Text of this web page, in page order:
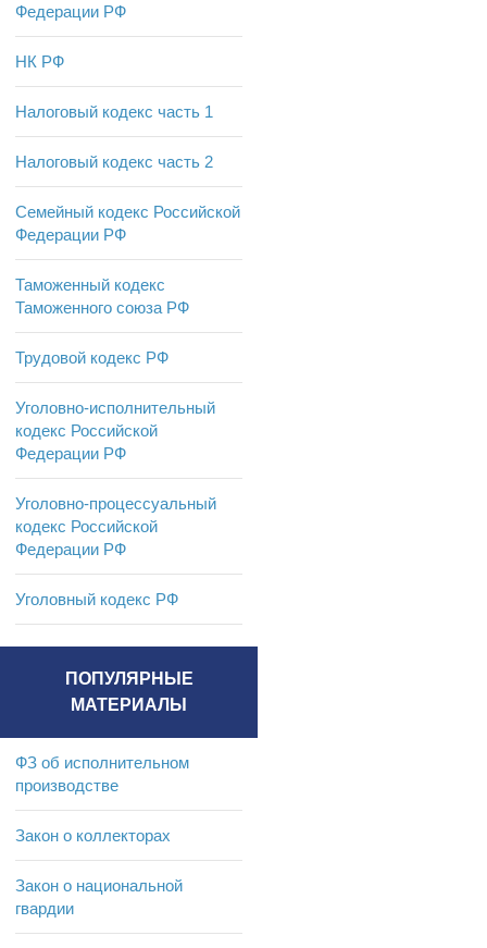
Федерации РФ
НК РФ
Налоговый кодекс часть 1
Налоговый кодекс часть 2
Семейный кодекс Российской
Федерации РФ
Таможенный кодекс
Таможенного союза РФ
Трудовой кодекс РФ
Уголовно-исполнительный
кодекс Российской
Федерации РФ
Уголовно-процессуальный
кодекс Российской
Федерации РФ
Уголовный кодекс РФ
ПОПУЛЯРНЫЕ
МАТЕРИАЛЫ
ФЗ об исполнительном
производстве
Закон о коллекторах
Закон о национальной
гвардии